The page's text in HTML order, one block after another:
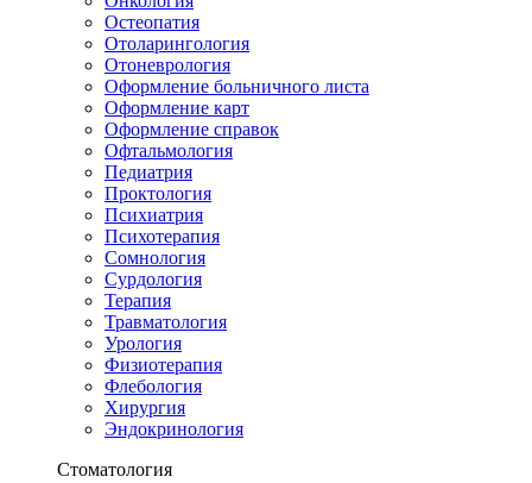
Остеопатия
Отоларингология
Отоневрология
Оформление больничного листа
Оформление карт
Оформление справок
Офтальмология
Педиатрия
Проктология
Психиатрия
Психотерапия
Сомнология
Сурдология
Терапия
Травматология
Урология
Физиотерапия
Флебология
Хирургия
Эндокринология
Стоматология